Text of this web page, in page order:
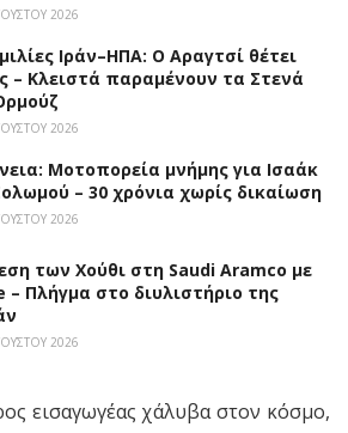
2026
Ιράν–ΗΠΑ: Ο Αραγτσί θέτει
– Κλειστά παραμένουν τα Στενά
2026
Μοτοπορεία μνήμης για Ισαάκ
– 30 χρόνια χωρίς δικαίωση
2026
των Χούθι στη Saudi Aramco με
– Πλήγμα στο διυλιστήριο της
2026
εισαγωγέας χάλυβα στον κόσμο,